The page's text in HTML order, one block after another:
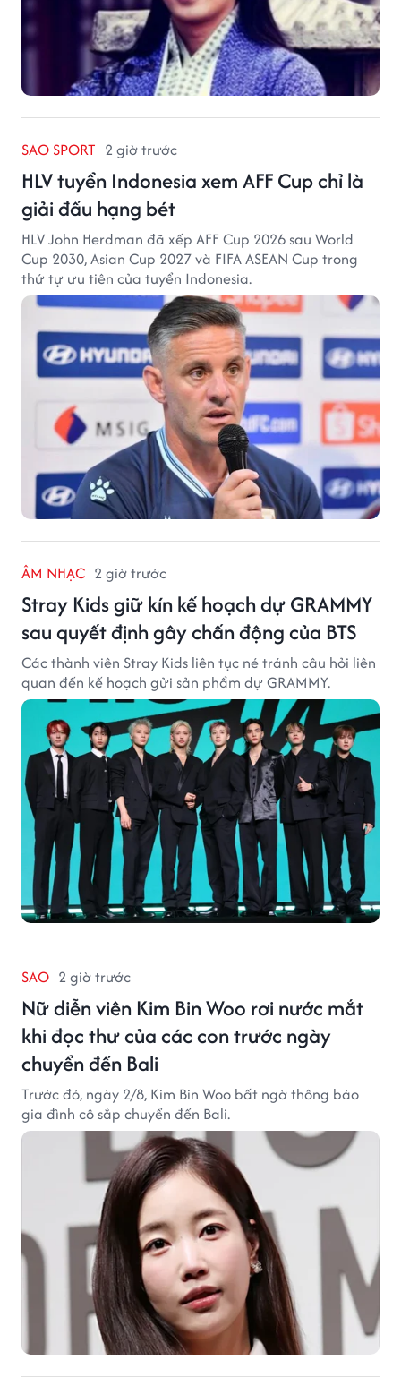
SAO SPORT 2 giờ trước
HLV tuyển Indonesia xem AFF Cup chỉ là
giải đấu hạng bét
HLV John Herdman đã xếp AFF Cup 2026 sau World
Cup 2030, Asian Cup 2027 và FIFA ASEAN Cup trong
thứ tự ưu tiên của tuyển Indonesia.
ÂM NHẠC 2 giờ trước
Stray Kids giữ kín kế hoạch dự GRAMMY
sau quyết định gây chấn động của BTS
Các thành viên Stray Kids liên tục né tránh câu hỏi liên
quan đến kế hoạch gửi sản phẩm dự GRAMMY.
SAO 2 giờ trước
Nữ diễn viên Kim Bin Woo rơi nước mắt
khi đọc thư của các con trước ngày
chuyển đến Bali
Trước đó, ngày 2/8, Kim Bin Woo bất ngờ thông báo
gia đình cô sắp chuyển đến Bali.